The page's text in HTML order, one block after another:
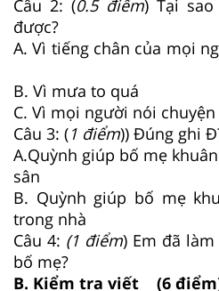
Câu 2: (0.5 điểm) Tại
được?
A. Vì tiếng chân của mọi
B. Vì mưa to quá
C. Vì mọi người nói
Câu 3: (1 điểm)) Đúng ghi
A.Quỳnh giúp bố mẹ
sân
B. Quỳnh giúp bố mẹ
trong nhà
Câu 4: (1 điểm) Em đã
bố mẹ?
B. Kiểm tra viết (6